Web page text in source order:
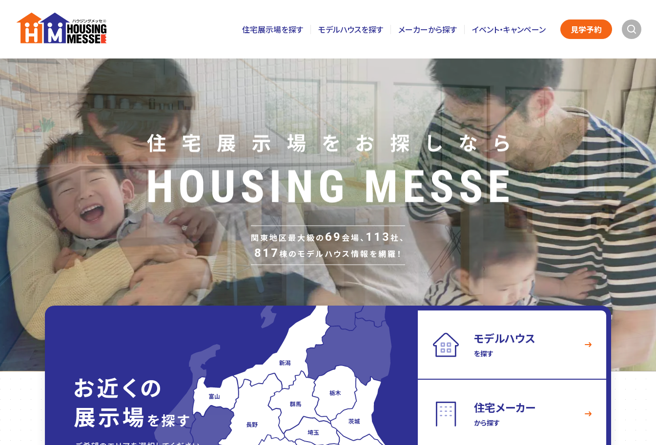
住宅展示場を探す
東京
埼玉
群馬
山梨
富山
モデルハウスを探す メーカーから探す イベント・キャンペーン 見学予約
関東地区最大級の69会場、 113社、
817棟のモデルハウス情報を網羅！
モデルハウス
を探す
住宅メーカー
から探す